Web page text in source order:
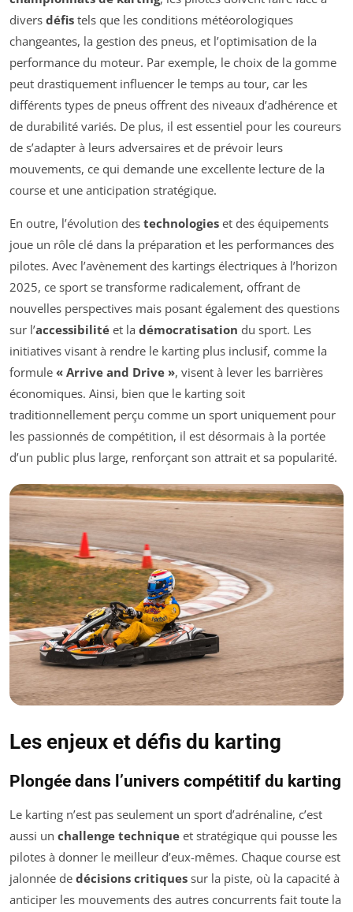
divers défis tels que les conditions météorologiques
changeantes, la gestion des pneus, et l’optimisation de la
performance du moteur. Par exemple, le choix de la gomme
peut drastiquement influencer le temps au tour, car les
différents types de pneus offrent des niveaux d’adhérence et
de durabilité variés. De plus, il est essentiel pour les coureurs
de s’adapter à leurs adversaires et de prévoir leurs
mouvements, ce qui demande une excellente lecture de la
course et une anticipation stratégique.
En outre, l’évolution des technologies et des équipements
joue un rôle clé dans la préparation et les performances des
pilotes. Avec l’avènement des kartings électriques à l’horizon
2025, ce sport se transforme radicalement, offrant de
nouvelles perspectives mais posant également des questions
sur l’accessibilité et la démocratisation du sport. Les
initiatives visant à rendre le karting plus inclusif, comme la
formule « Arrive and Drive », visent à lever les barrières
économiques. Ainsi, bien que le karting soit
traditionnellement perçu comme un sport uniquement pour
les passionnés de compétition, il est désormais à la portée
d’un public plus large, renforçant son attrait et sa popularité.
Les enjeux et défis du karting
Plongée dans l’univers compétitif du karting
Le karting n’est pas seulement un sport d’adrénaline, c’est
aussi un challenge technique et stratégique qui pousse les
pilotes à donner le meilleur d’eux-mêmes. Chaque course est
jalonnée de décisions critiques sur la piste, où la capacité à
anticiper les mouvements des autres concurrents fait toute la